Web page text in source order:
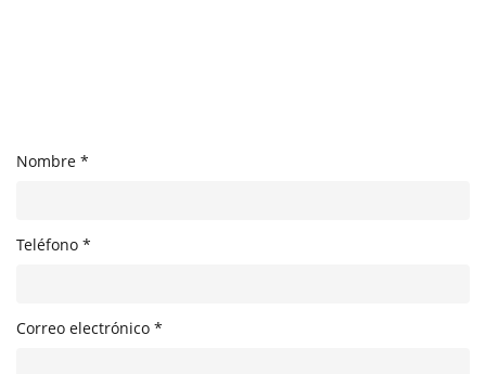
Nombre *
Teléfono *
Correo electrónico *